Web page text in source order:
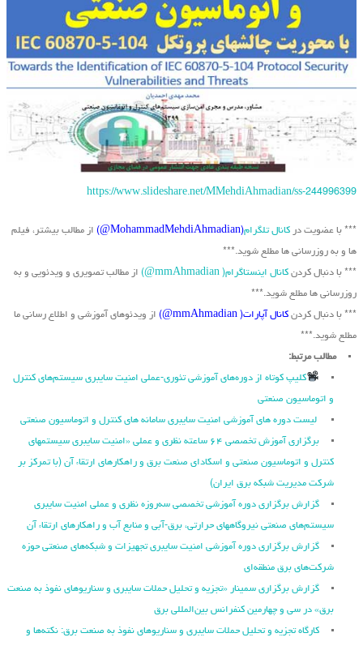
https://www.slideshare.net/MMehdiAhmadian/ss-244996399
*** با عضویت در کانال تلگرام(MohammadMehdiAhmadian@)
از مطالب بیشتر، فیلم
ها و به روزرسانی ها مطلع شوید.***
*** با دنبال کردن کانال اینستاگرام( mmAhmadian@)
از مطالب تصویری و ویدئویی و به
روزرسانی ها مطلع شوید.***
*** با دنبال کردن کانال آپارات( mmAhmadian@)
از ویدئوهای آموزشی و اطلاع رسانی ما
مطلع شوید.***
مطالب مرتبط:
کلیپ کوتاه از دوره‌های آموزشی تئوری-عملی امنیت سایبری سیستم‌های کنترل
و اتوماسیون صنعتی
لیست دوره های آموزشی امنیت سایبری سامانه های کنترل و اتوماسیون صنعتی
برگزاری آموزش تخصصی ۶۴ ساعته نظری و عملی «امنیت سایبری سیستمهای
کنترل و اتوماسیون صنعتی و اسکادای صنعت برق و راهکارهای ارتقاء آن (با تمرکز بر
شرکت مدیریت شبکه برق ایران)
گزارش برگزاری دوره آموزشی تخصصی سه‌روزه نظری و عملی امنیت سایبری
سیستم‌های صنعتی نیروگاه‏های حرارتی، برق‏-آبی و منابع آب و راهکارهای ارتقاء آن
گزارش برگزاری دوره آموزشی امنیت سایبری تجهیزات و شبکه‌های صنعتی حوزه
شرکت‌های برق منطقه‌ای
گزارش برگزاری سمینار «تجزیه ‌و تحلیل حملات سایبری و سناریو‌های نفوذ به صنعت
برق» در سی و چهارمین کنفرانس بین‌المللی برق
کارگاه تجزیه و تحلیل حملات سایبری و سناریوهای نفوذ به صنعت برق: نکته‌ها و